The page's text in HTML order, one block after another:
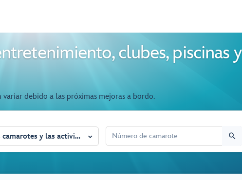
clubes, piscinas y
debido a las próximas mejoras a bordo.
Todos los camarotes y las actividades